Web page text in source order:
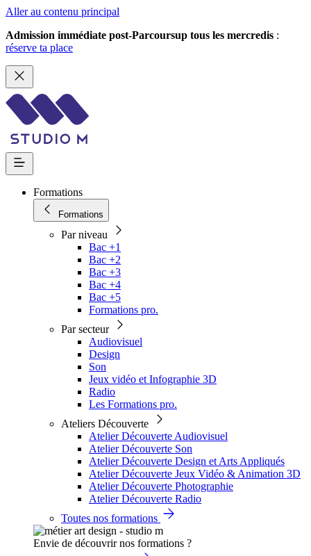
Aller au contenu principal
Admission immédiate post-Parcoursup tous les mercredis :
réserve ta place
Formations
Formations
Par niveau
Bac +1
Bac +2
Bac +3
Bac +4
Bac +5
Formations pro.
Par secteur
Audiovisuel
Design
Son
Jeux vidéo et Infographie 3D
Radio
Les Formations pro.
Ateliers Découverte
Atelier Découverte Audiovisuel
Atelier Découverte Son
Atelier Découverte Design et Arts Appliqués
Atelier Découverte Jeux Vidéo & Animation 3D
Atelier Découverte Photographie
Atelier Découverte Radio
Toutes nos formations
Envie de découvrir nos formations ?